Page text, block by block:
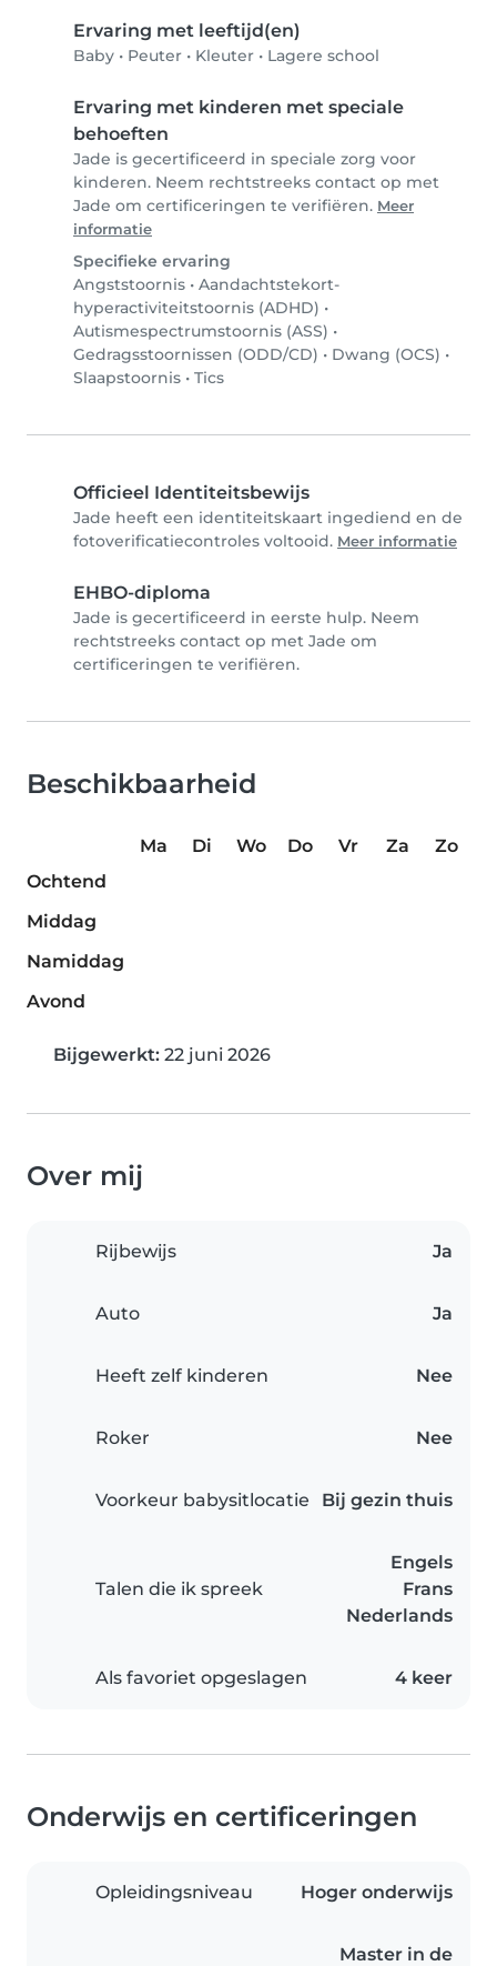
Ervaring met leeftijd(en)
Baby • Peuter • Kleuter • Lagere school
Ervaring met kinderen met speciale
behoeften
Jade is gecertificeerd in speciale zorg voor
kinderen. Neem rechtstreeks contact op met
Jade om certificeringen te verifiëren. Meer
informatie
Specifieke ervaring
Angststoornis • Aandachtstekort-
hyperactiviteitstoornis (ADHD) •
Autismespectrumstoornis (ASS) •
Gedragsstoornissen (ODD/CD) • Dwang (OCS) •
Slaapstoornis • Tics
Officieel Identiteitsbewijs
Jade heeft een identiteitskaart ingediend en de
fotoverificatiecontroles voltooid. Meer informatie
EHBO-diploma
Jade is gecertificeerd in eerste hulp. Neem
rechtstreeks contact op met Jade om
certificeringen te verifiëren.
Beschikbaarheid
Ma Di Wo Do Vr Za
Zo
Ochtend
Middag
Namiddag
Avond
Bijgewerkt: 22 juni 2026
Over mij
Rijbewijs Ja
Auto Ja
Heeft zelf kinderen Nee
Roker Nee
Voorkeur babysitlocatie Bij gezin thuis
Talen die ik spreek
Engels
Frans
Nederlands
Als favoriet opgeslagen 4 keer
Onderwijs en certificeringen
Opleidingsniveau Hoger onderwijs
Master in de